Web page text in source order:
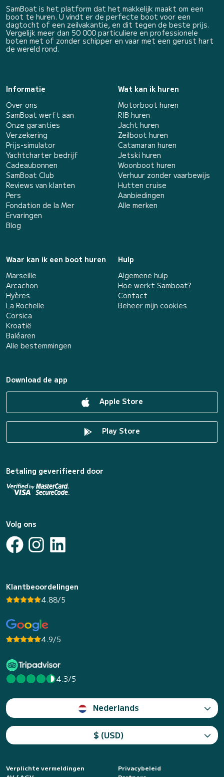
SamBoat is het platform dat het makkelijk maakt om een
boot te huren. U vindt er de perfecte boot voor een
dagtocht of een zeilvakantie, en dit tegen de beste prijs.
Vergelijk meer dan 50 000 particuliere en professionele
boten met of zonder schipper en vaar met een gerust hart
de wereld rond.
Informatie
Over ons
SamBoat werft aan
Onze garanties
Verzekering
Prijs-simulator
Yachtcharter bedrijf
Cadeaubonnen
SamBoat Club
Reviews van klanten
Pers
Fondation de la Mer
Ervaringen
Blog
Wat kan ik huren
Motorboot huren
RIB huren
Jacht huren
Zeilboot huren
Catamaran huren
Jetski huren
Woonboot huren
Verhuur zonder vaarbewijs
Hutten cruise
Aanbiedingen
Alle merken
Waar kan ik een boot huren
Marseille
Arcachon
Hyères
La Rochelle
Corsica
Kroatië
Baléaren
Alle bestemmingen
Hulp
Algemene hulp
Hoe werkt Samboat?
Contact
Beheer mijn cookies
Download de app
Apple Store
Play Store
Betaling geverifieerd door
Volg ons
Klantbeoordelingen
4.88/5
4.9/5
4.3/5
Nederlands
$ (USD)
Verplichte vermeldingen
Privacybeleid